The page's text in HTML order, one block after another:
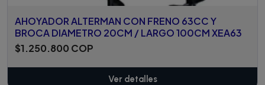
AHOYADOR ALTERMAN CON FRENO 63CC Y
BROCA DIAMETRO 20CM / LARGO 100CM XEA63
$1.250.800 COP
Ver detalles